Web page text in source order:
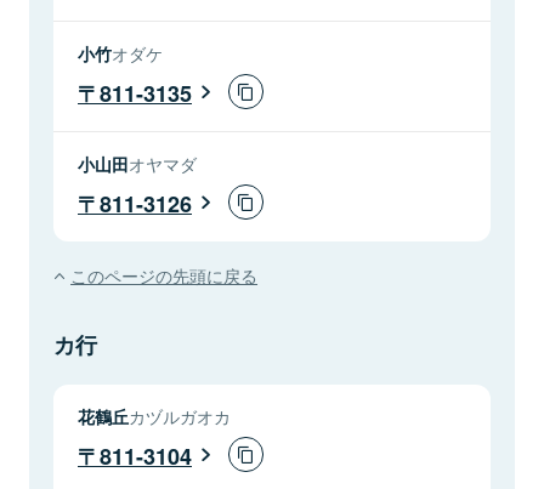
小竹オダケ
811-3135
小山田オヤマダ
811-3126
このページの先頭に戻る
カ行
花鶴丘カヅルガオカ
811-3104